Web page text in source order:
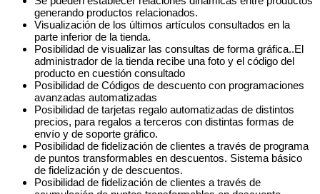
generando productos relacionados.
Visualización de los últimos artículos consultados en la
parte inferior de la tienda.
Posibilidad de visualizar las consultas de forma gráfica..El
administrador de la tienda recibe una foto y el código del
producto en cuestión consultado
Posibilidad de Códigos de descuento con programaciones
avanzadas automatizadas
Posibilidad de tarjetas regalo automatizadas de distintos
precios, para regalos a terceros con distintas formas de
envío y de soporte gráfico.
Posibilidad de fidelización de clientes a través de programa
de puntos transformables en descuentos. Sistema básico
de fidelización y de descuentos.
Posibilidad de fidelización de clientes a través de